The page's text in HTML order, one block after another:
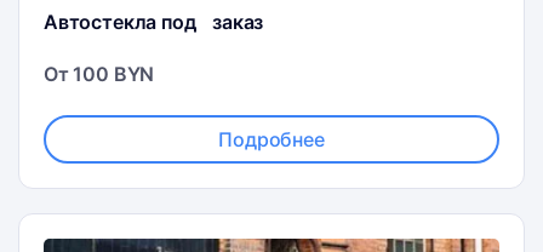
Автостекла под заказ
От 100 BYN
Подробнее